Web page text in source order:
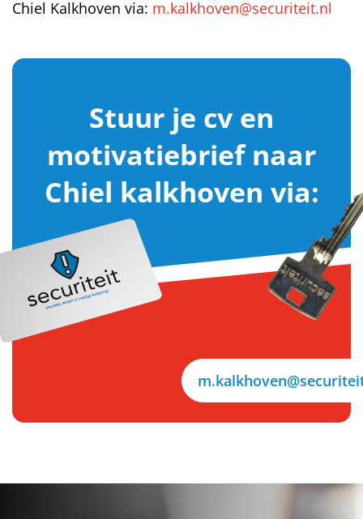
Chiel Kalkhoven via: m.kalkhoven@securiteit.nl
Stuur je cv en
motivatiebrief naar
Chiel kalkhoven via: